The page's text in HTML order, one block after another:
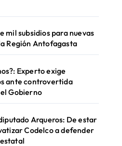
mil subsidios para nuevas
Región Antofagasta
Experto exige
ante controvertida
Gobierno
Arqueros: De estar
Codelco a defender